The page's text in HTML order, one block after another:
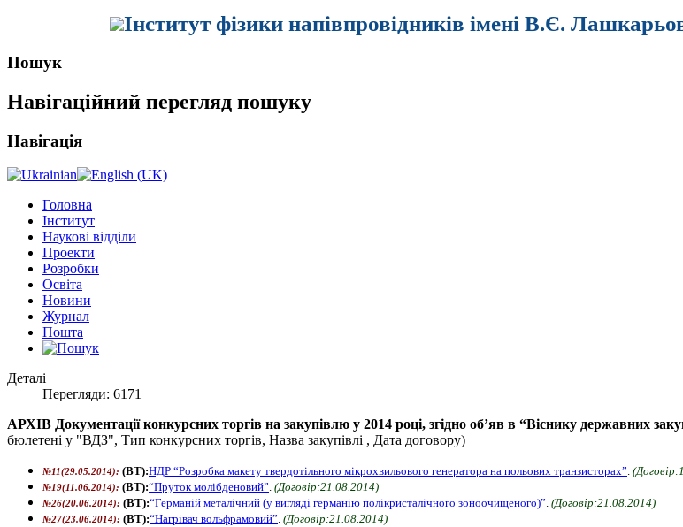
Інститут фізики напівпровідників імені В.Є.
Пошук
Навігаційний перегляд пошуку
Навігація
Головна
Інститут
Наукові відділи
Проекти
Розробки
Освіта
Новини
Журнал
Пошта
Деталі
Перегляди: 6171
АРХІВ Документації конкурсних торгів на закупівлю у 2014 році, згідно об’яв в “Віснику державних
бюлетені у "ВДЗ", Тип конкурсних торгів, Назва закупівлі , Дата договору)
№11(29.05.2014): (ВТ):НДР “Розробка макету твердотільного мікрохвильового генератора на польових транзисторах”.
№19(11.06.2014): (ВТ):“Пруток молібденовий”. (Договір:21.08.2014)
№26(20.06.2014): (ВТ):“Германій металічний (у вигляді германію полікристалічного зоноочищеного)”. (Договір:21.08.2014)
№27(23.06.2014): (ВТ):“Нагрівач вольфрамовий”. (Договір:21.08.2014)